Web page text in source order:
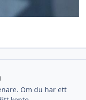
Om du har ett